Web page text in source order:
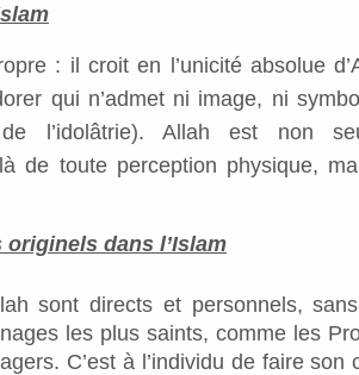
: il croit en l’unicité absolue
qui n’admet ni image, ni
l’idolâtrie). Allah est non
de toute perception physique,
originels dans l’Islam
sont directs et personnels,
les plus saints, comme les
C’est à l’individu de faire son